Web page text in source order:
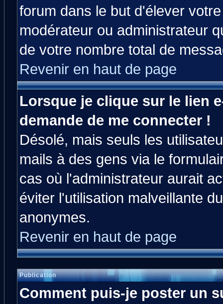
forum dans le but d'élever
modérateur ou administrateur
de votre nombre total de
Revenir en haut de page
Lorsque je clique sur le lien
demande de me connecter !
Désolé, mais seuls les
mails à des gens via le
cas où l'administrateur aurait
éviter l'utilisation malveillante
anonymes.
Revenir en haut de page
Publication
Comment puis-je poster un